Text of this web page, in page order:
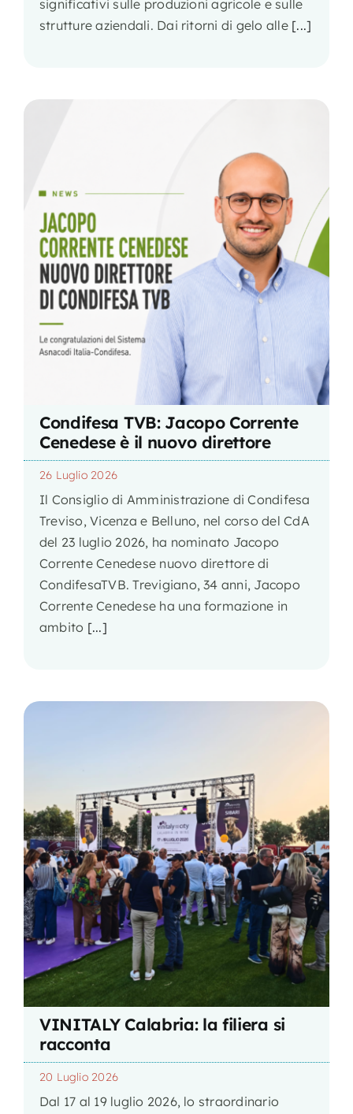
significativi sulle produzioni agricole e sulle
strutture aziendali. Dai ritorni di gelo alle[...]
Condifesa TVB: Jacopo Corrente
Cenedese è il nuovo direttore
26 Luglio 2026
Il Consiglio di Amministrazione di Condifesa
Treviso, Vicenza e Belluno, nel corso del CdA
del 23 luglio 2026, ha nominato Jacopo
Corrente Cenedese nuovo direttore di
CondifesaTVB. Trevigiano, 34 anni, Jacopo
Corrente Cenedese ha una formazione in
ambito [...]
VINITALY Calabria: la filiera si
racconta
20 Luglio 2026
Dal 17 al 19 luglio 2026, lo straordinario